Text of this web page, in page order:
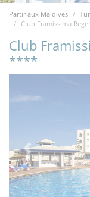
Partir aux Maldives
Club Framissima
Club
****
Previous